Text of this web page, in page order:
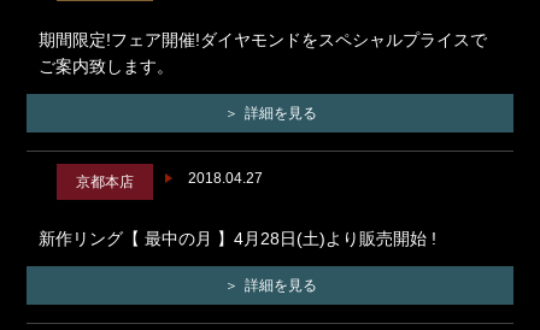
期間限定!フェア開催!ダイヤモンドをスペシャルプライスで
ご案内致します。
詳細を見る
2018.04.27
京都本店
新作リング【 最中の月 】4月28日(土)より販売開始 !
詳細を見る